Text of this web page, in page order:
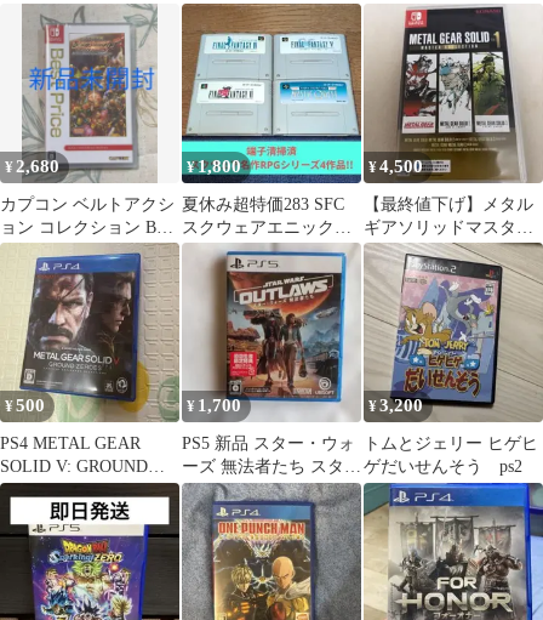
ボットのこうげき
¥ 2,680
カプコン ベルトアクシ
ョン コレクション Best
Price
¥1,800
夏休み超特価283 SFC
スクウェアエニックス
名作RPGシリーズ4作品
セット
¥4,500
【最終値下げ】メタル
ギアソリッドマスター
コレクション
¥500
PS4 METAL GEAR
SOLID V: GROUND
ZEROES
¥ 1,700
PS5 新品 スター・ウォ
ーズ 無法者たち スタン
ダードエディション
¥3,200
トムとジェリー ヒゲヒ
ゲだいせんそう ps2